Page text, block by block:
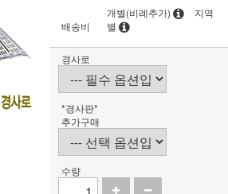
배송비
개별(비례추가)
지역
별
경사로
*경사판*
추가구매
수량